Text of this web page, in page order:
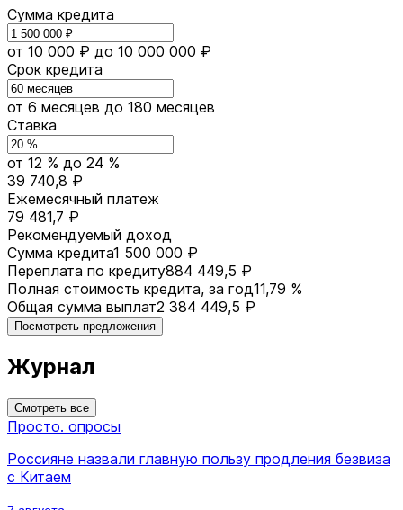
Сумма кредита
от 10 000 ₽ до 10 000 000 ₽
Срок кредита
от 6 месяцев до 180 месяцев
Ставка
от 12 % до 24 %
39 740,8 ₽
Ежемесячный платеж
79 481,7 ₽
Рекомендуемый доход
Сумма кредита1 500 000 ₽
Переплата по кредиту884 449,5 ₽
Полная стоимость кредита, за год11,79 %
Общая сумма выплат2 384 449,5 ₽
Посмотреть предложения
Журнал
Смотреть все
Просто. опросы
Россияне назвали главную пользу продления безвиза
с Китаем